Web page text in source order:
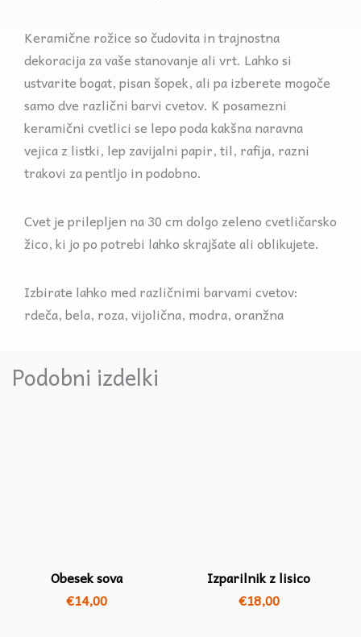
Keramične rožice so čudovita in trajnostna
dekoracija za vaše stanovanje ali vrt. Lahko si
ustvarite bogat, pisan šopek, ali pa izberete mogoče
samo dve različni barvi cvetov. K posamezni
keramični cvetlici se lepo poda kakšna naravna
vejica z listki, lep zavijalni papir, til, rafija, razni
trakovi za pentljo in podobno.
Cvet je prilepljen na 30 cm dolgo zeleno cvetličarsko
žico, ki jo po potrebi lahko skrajšate ali oblikujete.
Izbirate lahko med različnimi barvami cvetov:
rdeča, bela, roza, vijolična, modra, oranžna
Podobni izdelki
Obesek sova
€14,00
Izparilnik z lisico
€18,00